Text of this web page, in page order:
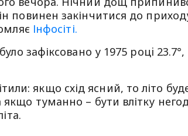
повинен закінчитися до
Інфосіті.
зафіксовано у 1975 роцi 23.7°,
якщо схід ясний, то літо
туманно – бути влітку